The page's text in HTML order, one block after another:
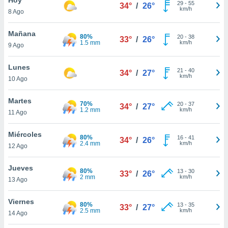
en
más
nuestra
de
cookies
aceptar
8 Ago
34° / 26° 29- 55
km/h
Mañana
9 Ago
80%
1.5 mm
33° / 26° 20- 38
km/h
Lunes
10 Ago
34° / 27° 21 - 40
km/h
Martes
11 Ago
70%
1.2 mm
34° / 27° 20- 37
km/h
Miércoles
12 Ago
80%
2.4 mm
34° / 26° 16- 41
km/h
Jueves
13 Ago
80%
2 mm
33° / 26° 13- 30
km/h
Viernes
14 Ago
80%
2.5 mm
33° / 27° 13- 35
km/h